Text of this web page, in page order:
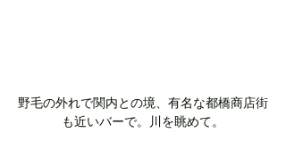
野毛の外れで関内との境、有名な都橋商店街
も近いバーで。川を眺めて。